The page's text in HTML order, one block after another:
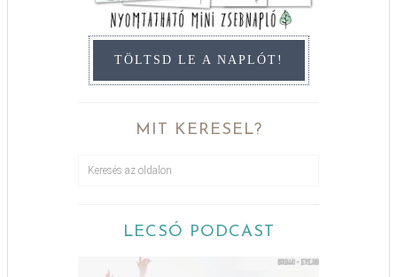
TÖLTSD LE A NAPLÓT!
MIT KERESEL?
LECSÓ PODCAST